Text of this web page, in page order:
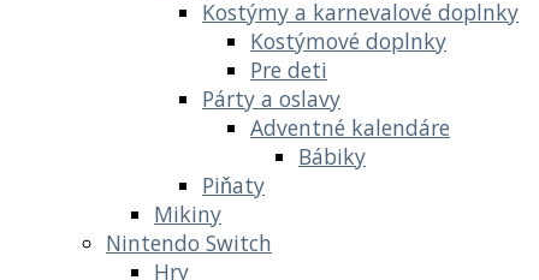
Kostýmy a karnevalové doplnky
Kostýmové doplnky
Pre deti
Párty a oslavy
Adventné kalendáre
Bábiky
Piňaty
Mikiny
Nintendo Switch
Hry